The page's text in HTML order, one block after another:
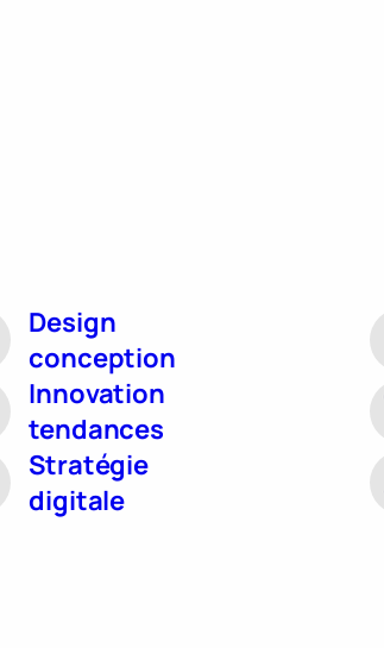
Design
conception
Innovation
tendances
Stratégie
digitale